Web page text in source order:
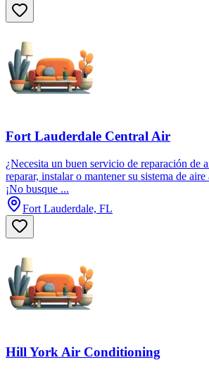
Fort Lauderdale Central Air
¿Necesita un buen servicio de reparación de
reparar, instalar o mantener su sistema de
¡No busque ...
Fort Lauderdale, FL
Hill York Air Conditioning